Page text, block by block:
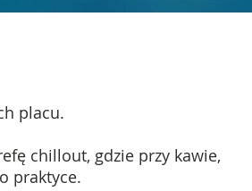
placu.
chillout, gdzie przy kawie,
praktyce.